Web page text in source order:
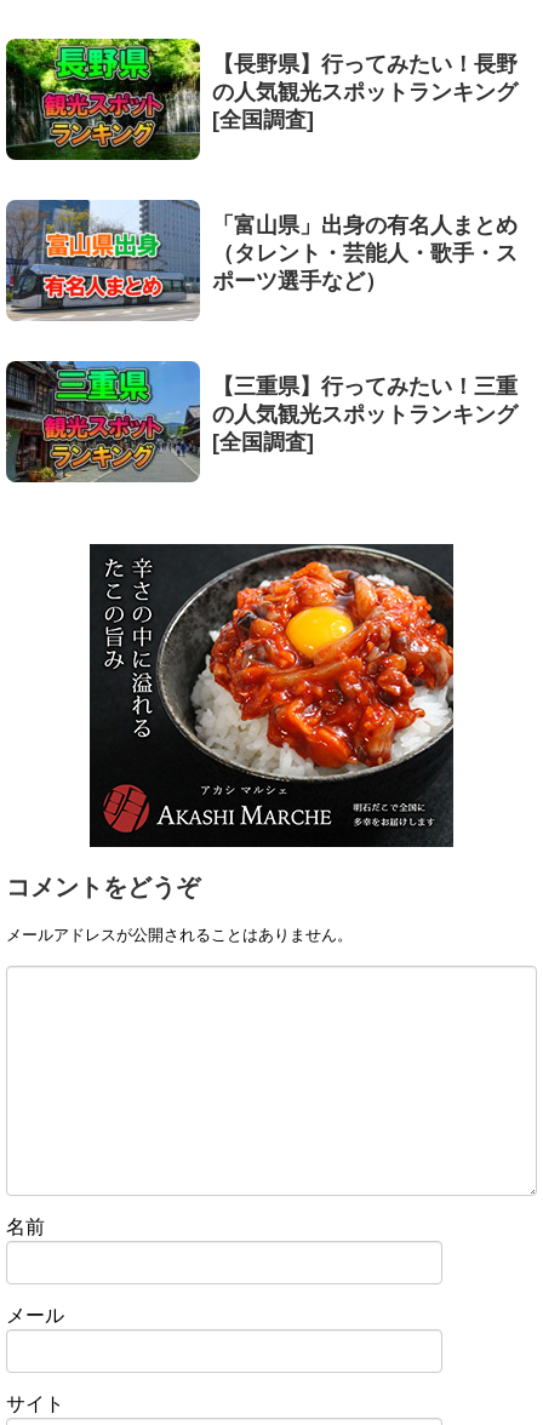
【長野県】行ってみたい！長野
の人気観光スポットランキング
[全国調査]
「富山県」出身の有名人まとめ
（タレント・芸能人・歌手・ス
ポーツ選手など）
【三重県】行ってみたい！三重
の人気観光スポットランキング
[全国調査]
コメントをどうぞ
メールアドレスが公開されることはありません。
名前
メール
サイト